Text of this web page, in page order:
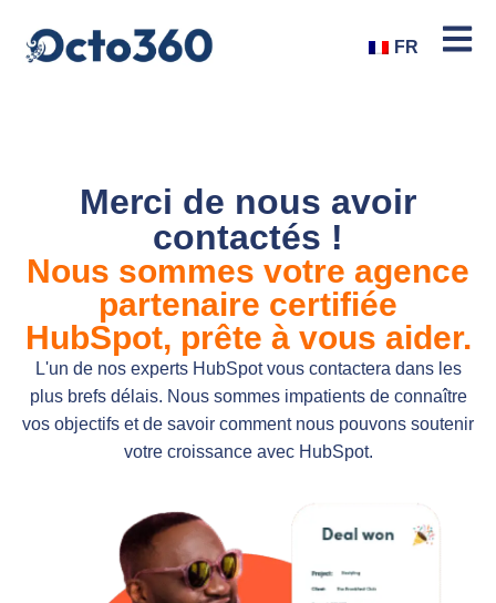
FR
Merci de nous avoir
contactés !
Nous sommes votre agence
partenaire certifiée
HubSpot, prête à vous aider.
L'un de nos experts HubSpot vous contactera dans les
plus brefs délais. Nous sommes impatients de connaître
vos objectifs et de savoir comment nous pouvons soutenir
votre croissance avec HubSpot.